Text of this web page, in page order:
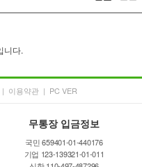
니다.
| 이용약관 | PC VER
무통장 입금정보
국민 659401-01-440176
기업 123-139321-01-011